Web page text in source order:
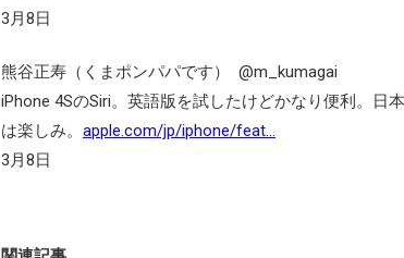
3月8日
熊谷正寿（くまポンパパです） ‏ @m_kumagai
iPhone 4SのSiri。英語版を試したけどかなり便利。日
は楽しみ。 apple.com/jp/iphone/feat…
3月8日